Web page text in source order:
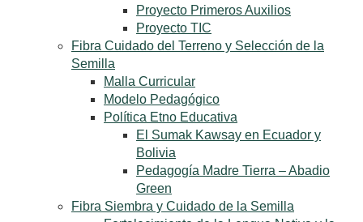
Proyecto Primeros Auxilios
Proyecto TIC
Fibra Cuidado del Terreno y Selección de la
Semilla
Malla Curricular
Modelo Pedagógico
Política Etno Educativa
El Sumak Kawsay en Ecuador y
Bolivia
Pedagogía Madre Tierra – Abadio
Green
Fibra Siembra y Cuidado de la Semilla